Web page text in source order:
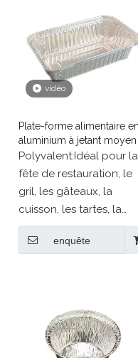
vidéo
Plate-forme alimentaire en
aluminium à jetant moyen
Polyvalent:Idéal pour la
fête de restauration, le
gril, les gâteaux, la
cuisson, les tartes, la
cuisine et plus ；
Sécurité pour une
enquête